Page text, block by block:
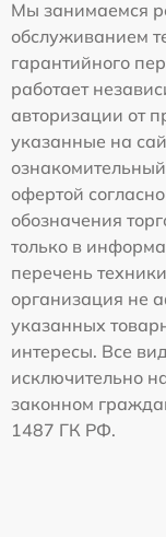
Мы занимаемся
обслуживанием
гарантийного
работает
авторизации от
указанные на
офертой
обозначения
только в
перечень
организация не
указанных
интересы. Все
исключительно
законном
1487 ГК РФ.